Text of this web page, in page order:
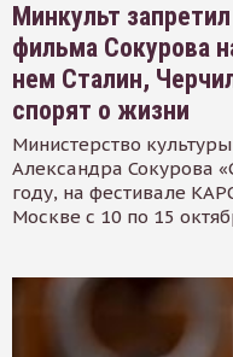
Минкульт
фильма Сокурова
нем Сталин,
спорят о жизни
Министерство
Александра Сокурова
году, на фестивале
Москве с 10 по 15